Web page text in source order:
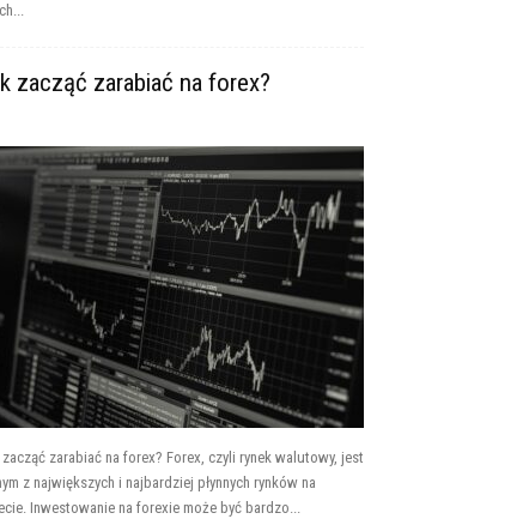
zacząć zarabiać na forex?
zarabiać na forex? Forex, czyli rynek walutowy, jest
z największych i najbardziej płynnych rynków na
Inwestowanie na forexie może być bardzo...